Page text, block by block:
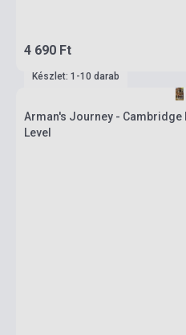
4 690 Ft
Készlet: 1-10 darab
Arman's Journey - Cambridge
Level